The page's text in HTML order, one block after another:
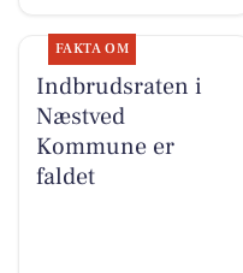
FAKTA OM
Indbrudsraten i
Næstved
Kommune er
faldet